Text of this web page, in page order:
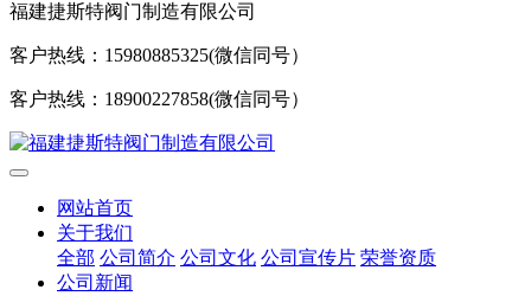
福建捷斯特阀门制造有限公司
客户热线：15980885325(微信同号）
客户热线：18900227858(微信同号）
网站首页
关于我们
全部 公司简介 公司文化 公司宣传片 荣誉资质
公司新闻